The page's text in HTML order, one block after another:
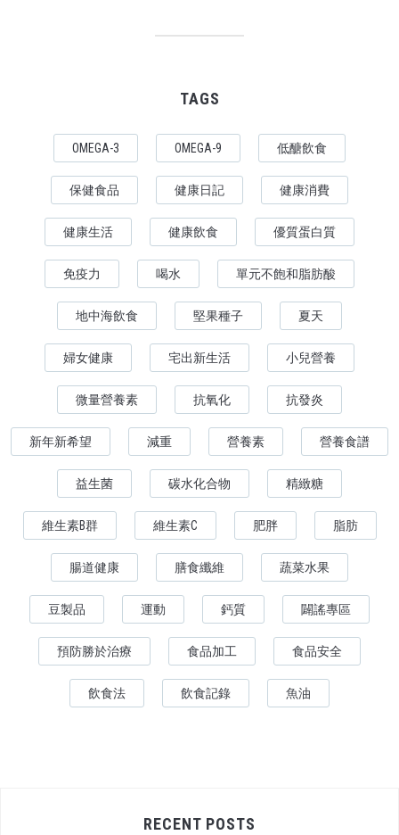
TAGS
OMEGA-3 OMEGA-9 低醣飲食
保健食品 健康日記 健康消費
健康生活 健康飲食 優質蛋白質
免疫力 喝水 單元不飽和脂肪酸
地中海飲食 堅果種子 夏天
婦女健康 宅出新生活 小兒營養
微量營養素 抗氧化 抗發炎
新年新希望 減重 營養素 營養食譜
益生菌 碳水化合物 精緻糖
維生素B群 維生素C 肥胖 脂肪
腸道健康 膳食纖維 蔬菜水果
豆製品 運動 鈣質 闢謠專區
預防勝於治療 食品加工 食品安全
飲食法 飲食記錄 魚油
RECENT POSTS